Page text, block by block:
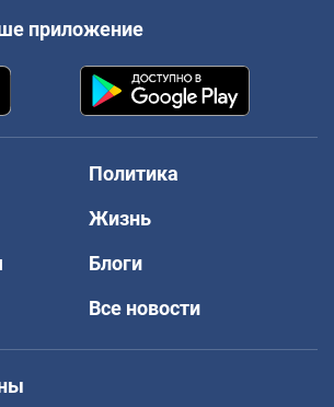
приложение
Политика
Жизнь
Блоги
Все новости